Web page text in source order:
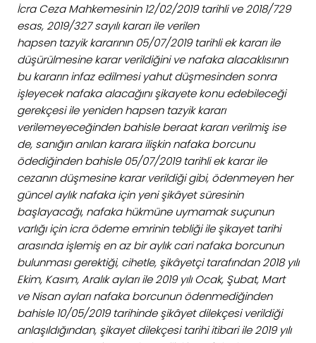
İcra Ceza Mahkemesinin 12/02/2019 tarihli ve 2018/729
esas, 2019/327 sayılı kararı ile verilen
hapsen tazyik kararının 05/07/2019 tarihli ek kararı ile
düşürülmesine karar verildiğini ve nafaka alacaklısının
bu kararın infaz edilmesi yahut düşmesinden sonra
işleyecek nafaka alacağını şikayete konu edebileceği
gerekçesi ile yeniden hapsen tazyik kararı
verilemeyeceğinden bahisle beraat kararı verilmiş ise
de, sanığın anılan karara ilişkin nafaka borcunu
ödediğinden bahisle 05/07/2019 tarihli ek karar ile
cezanın düşmesine karar verildiği gibi, ödenmeyen her
güncel aylık nafaka için yeni şikâyet süresinin
başlayacağı, nafaka hükmüne uymamak suçunun
varlığı için icra ödeme emrinin tebliği ile şikayet tarihi
arasında işlemiş en az bir aylık cari nafaka borcunun
bulunması gerektiği, cihetle, şikâyetçi tarafından 2018 yılı
Ekim, Kasım, Aralık ayları ile 2019 yılı Ocak, Şubat, Mart
ve Nisan ayları nafaka borcunun ödenmediğinden
bahisle 10/05/2019 tarihinde şikâyet dilekçesi verildiği
anlaşıldığından, şikayet dilekçesi tarihi itibari ile 2019 yılı